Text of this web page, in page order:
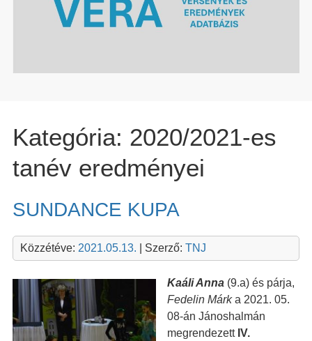
Kategória: 2020/2021-es
tanév eredményei
SUNDANCE KUPA
Közzétéve: 2021.05.13. | Szerző: TNJ
Kaáli Anna(9.a) és párja,
Fedelin Márka 2021. 05.
08-án Jánoshalmán
megrendezett IV.